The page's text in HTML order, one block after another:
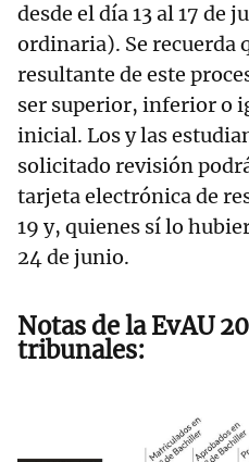
desde el día 13 al 17 de
ordinaria). Se recuerda
resultante de este
ser superior, inferior o
inicial. Los y las
solicitado revisión
tarjeta electrónica de
19 y, quienes sí lo
24 de junio.
Notas de la EvAU
tribunales: